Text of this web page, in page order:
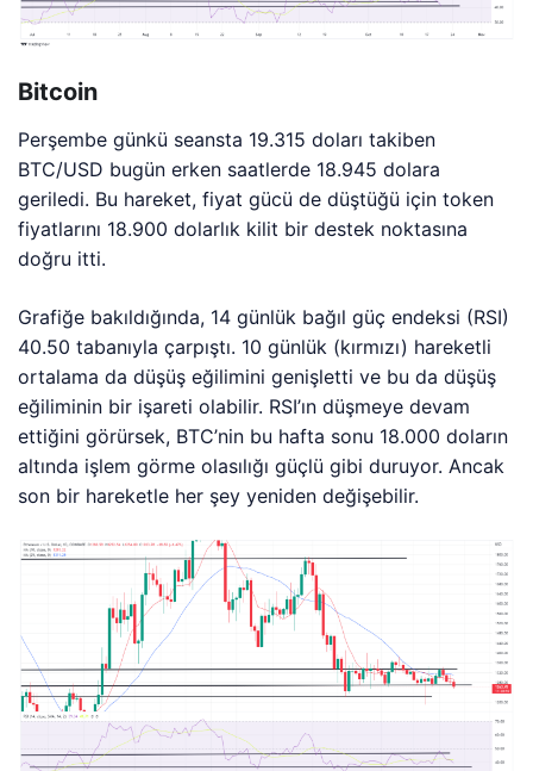
Bitcoin
Perşembe günkü seansta 19.315 doları takiben
BTC/USD bugün erken saatlerde 18.945 dolara
geriledi. Bu hareket, fiyat gücü de düştüğü için token
fiyatlarını 18.900 dolarlık kilit bir destek noktasına
doğru itti.
Grafiğe bakıldığında, 14 günlük bağıl güç endeksi (RSI)
40.50 tabanıyla çarpıştı. 10 günlük (kırmızı) hareketli
ortalama da düşüş eğilimini genişletti ve bu da düşüş
eğiliminin bir işareti olabilir. RSI’ın düşmeye devam
ettiğini görürsek, BTC’nin bu hafta sonu 18.000 doların
altında işlem görme olasılığı güçlü gibi duruyor. Ancak
son bir hareketle her şey yeniden değişebilir.